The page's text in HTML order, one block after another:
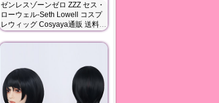
ゼンレスゾーンゼロ ZZZ セス・
ローウェル-Seth Lowell コスプ
レウィッグ Cosyaya通販 送料無
料